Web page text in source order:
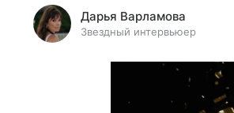
Дарья Варламова
Звездный интервьюер